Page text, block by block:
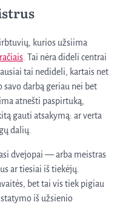
kurios užsiima
. Tai nėra dideli centrai
tai nedideli, kartais net
darbą geriau nei bet
atnešti paspirtuką,
gauti atsakymą: ar verta
dalių.
dvejopai — arba meistras
ar tiesiai iš tiekėjų.
bet tai vis tiek pigiau
iš užsienio